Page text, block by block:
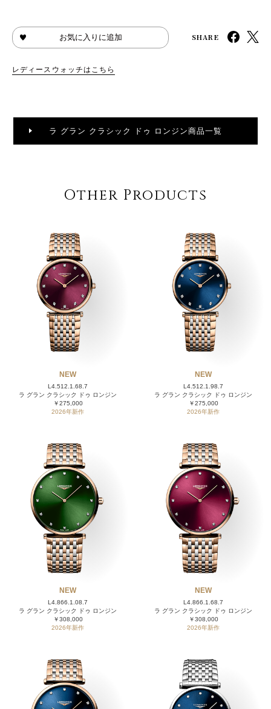
お気に入りに追加 SHARE
レディースウォッチはこちら
ラ グラン クラシック ドゥ ロンジン商品一覧
Other Products
NEW
L4.512.1.68.7
ラ グラン クラシック ドゥ ロンジン
￥275,000
2026年新作
NEW
L4.512.1.98.7
ラ グラン クラシック ドゥ ロンジン
￥275,000
2026年新作
NEW
L4.866.1.08.7
ラ グラン クラシック ドゥ ロンジン
￥308,000
2026年新作
NEW
L4.866.1.68.7
ラ グラン クラシック ドゥ ロンジン
￥308,000
2026年新作